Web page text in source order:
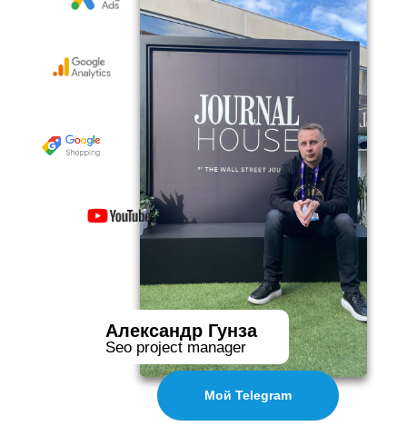
Мой Telegram
Александр Гунза
Seo project manager